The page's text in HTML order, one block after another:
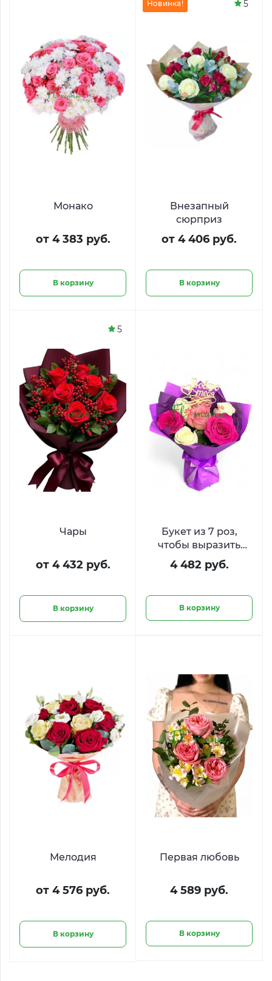
Монако
от 4 383 руб.
В корзину
Внезапный
сюрприз
от 4 406 руб.
В корзину
Новинка! 5
Чары
от 4 432 руб.
В корзину
5
Букет из 7 роз,
чтобы выразить
ваши чувства
4 482 руб.
В корзину
Мелодия
от 4 576 руб.
В корзину
Первая любовь
4 589 руб.
В корзину